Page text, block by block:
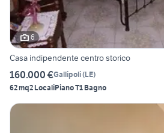
6
Casa indipendente centro storico
160.000 €Gallipoli(LE)
62 mq2 LocaliPiano T1 Bagno